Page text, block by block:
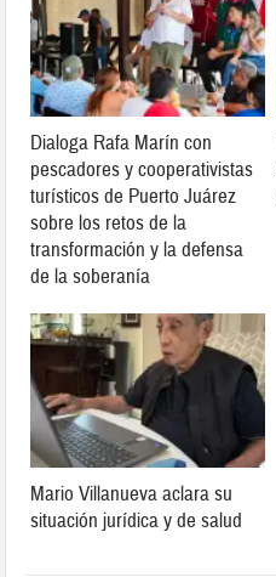
Dialoga Rafa Marín con
pescadores y cooperativistas
turísticos de Puerto Juárez
sobre los retos de la
transformación y la defensa
de la soberanía
Mario Villanueva aclara su
situación jurídica y de salud